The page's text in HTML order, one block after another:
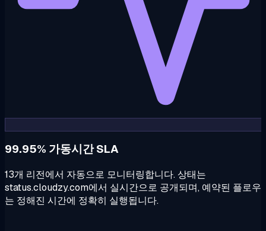
99.95% 가동시간 SLA
13개 리전에서 자동으로 모니터링합니다. 상태는
status.cloudzy.com에서 실시간으로 공개되며, 예약된 플로우
는 정해진 시간에 정확히 실행됩니다.